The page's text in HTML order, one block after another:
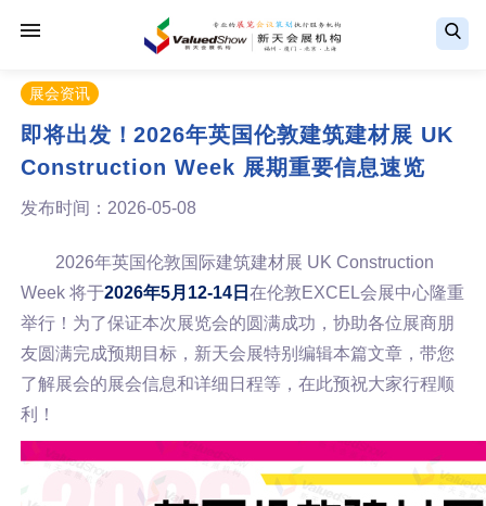
展会资讯
即将出发！2026年英国伦敦建筑建材展 UK
Construction Week 展期重要信息速览
发布时间：2026-05-08
2026年英国伦敦国际建筑建材展 UK Construction
Week 将于2026年5月12-14日 在伦敦EXCEL会展中心隆重
举行！为了保证本次展览会的圆满成功，协助各位展商朋
友圆满完成预期目标，新天会展特别编辑本篇文章，带您
了解展会的展会信息和详细日程等，在此预祝大家行程顺
利！